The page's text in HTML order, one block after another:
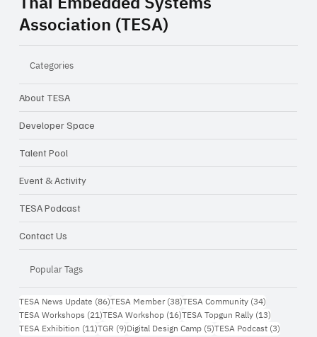
TESA ร่วมลงนามบันทึกความเข้าใจ (MOU)
กับ Arrow Electronics และ TIoT เสริมความ
ร่วมมือด้าน AIoT และระบบสมองกลฝังตัว
Association (TESA)
Categories
About TESA
Developer Space
Talent Pool
Event & Activity
TESA Podcast
Contact Us
Popular Tags
TESA News Update (86)86 กระทู้
TESA Member (38)38 กระทู้
TESA Community (34)34 กระทู้
TESA Workshops (21)21 กระทู้
TESA Workshop (16)16 กระทู้
TESA Topgun Rally (13)13 กระทู้
TESA Exhibition (11)11 กระทู้
TGR (9)9 กระทู้
Digital Design Camp (5)5 กระทู้
TESA Podcast (3)3 กระทู้